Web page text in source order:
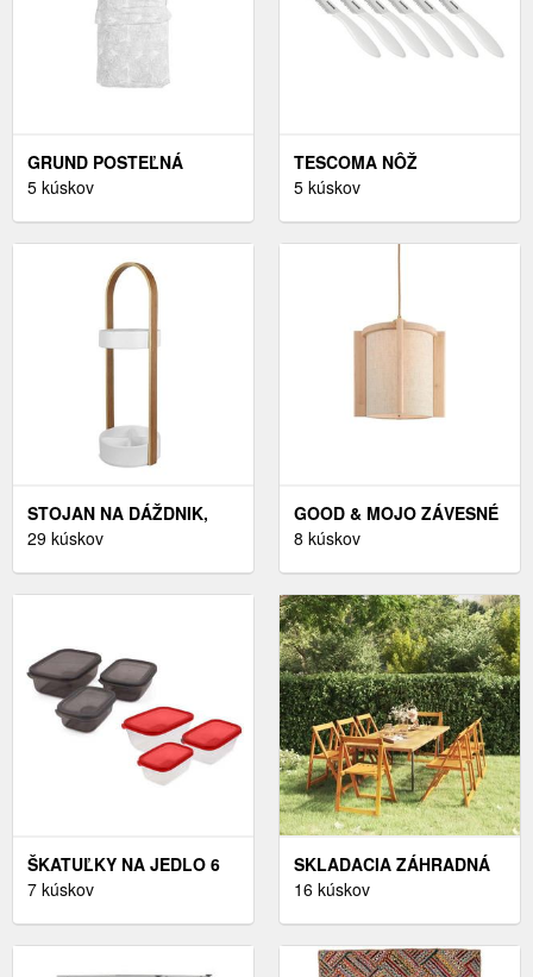
GRUND POSTEĽNÁ
BIELIZEŇ, 155/220 CM
5 kúskov
TESCOMA NÔŽ
STEAKOVÝ PRESTO 12
5 kúskov
STOJAN NA DÁŽDNIK,
BIELA - BIELA
29 kúskov
GOOD & MOJO ZÁVESNÉ
SVIETIDLO, 25 CM
8 kúskov
ŠKATUĽKY NA JEDLO 6
KS – HERMIA
7 kúskov
SKLADACIA ZÁHRADNÁ
STOLIČKA 8 KS
16 kúskov